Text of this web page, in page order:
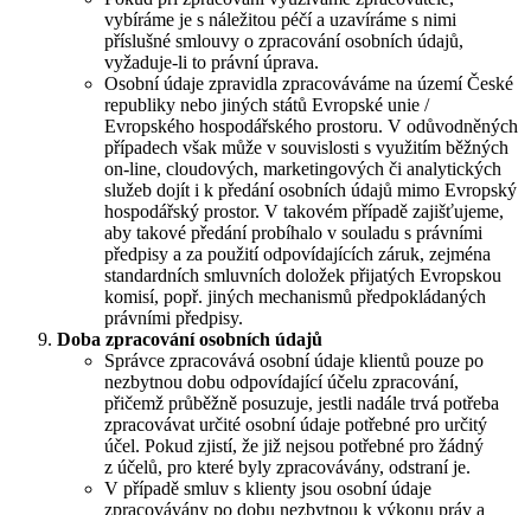
vybíráme je s náležitou péčí a uzavíráme s nimi
příslušné smlouvy o zpracování osobních údajů,
vyžaduje-li to právní úprava.
Osobní údaje zpravidla zpracováváme na území České
republiky nebo jiných států Evropské unie /
Evropského hospodářského prostoru. V odůvodněných
případech však může v souvislosti s využitím běžných
on-line, cloudových, marketingových či analytických
služeb dojít i k předání osobních údajů mimo Evropský
hospodářský prostor. V takovém případě zajišťujeme,
aby takové předání probíhalo v souladu s právními
předpisy a za použití odpovídajících záruk, zejména
standardních smluvních doložek přijatých Evropskou
komisí, popř. jiných mechanismů předpokládaných
právními předpisy.
Doba zpracování osobních údajů
Správce zpracovává osobní údaje klientů pouze po
nezbytnou dobu odpovídající účelu zpracování,
přičemž průběžně posuzuje, jestli nadále trvá potřeba
zpracovávat určité osobní údaje potřebné pro určitý
účel. Pokud zjistí, že již nejsou potřebné pro žádný
z účelů, pro které byly zpracovávány, odstraní je.
V případě smluv s klienty jsou osobní údaje
zpracovávány po dobu nezbytnou k výkonu práv a